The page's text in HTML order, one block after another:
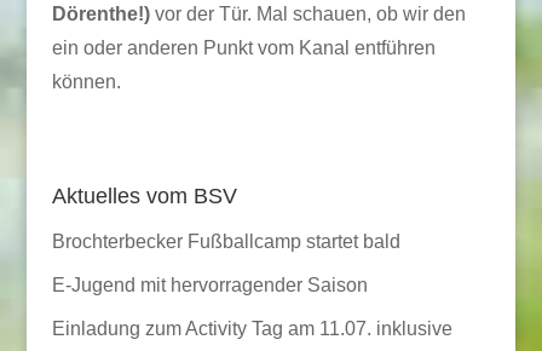
Dörenthe!)vor der Tür. Mal schauen, ob wir den
ein oder anderen Punkt vom Kanal entführen
können.
Aktuelles vom BSV
Brochterbecker Fußballcamp startet bald
E-Jugend mit hervorragender Saison
Einladung zum Activity Tag am 11.07. inklusive